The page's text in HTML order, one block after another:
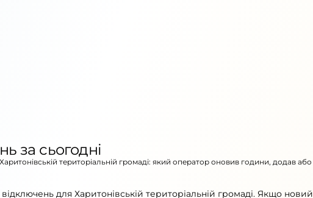
за сьогодні
територіальній громаді: який оператор оновив години, додав або
для Харитонівській територіальній громаді. Якщо новий